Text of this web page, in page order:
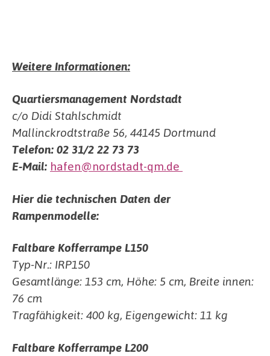
Weitere Informationen:
Quartiersmanagement Nordstadt
c/o Didi Stahlschmidt
Mallinckrodtstraße 56, 44145 Dortmund
Telefon: 02 31/2 22 73 73
E-Mail: hafen@nordstadt-qm.de
Hier die technischen Daten der
Rampenmodelle:
Faltbare Kofferrampe L150
Typ-Nr.: IRP150
Gesamtlänge: 153 cm, Höhe: 5 cm, Breite innen:
76 cm
Tragfähigkeit: 400 kg, Eigengewicht: 11 kg
Faltbare Kofferrampe L200